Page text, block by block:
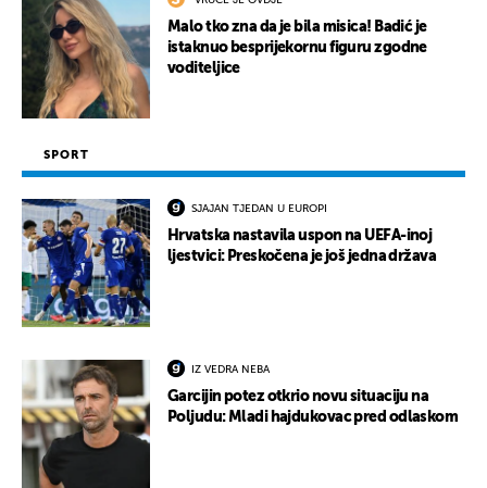
Malo tko zna da je bila misica! Badić je
istaknuo besprijekornu figuru zgodne
voditeljice
SPORT
SJAJAN TJEDAN U EUROPI
Hrvatska nastavila uspon na UEFA-inoj
ljestvici: Preskočena je još jedna država
IZ VEDRA NEBA
Garcijin potez otkrio novu situaciju na
Poljudu: Mladi hajdukovac pred odlaskom